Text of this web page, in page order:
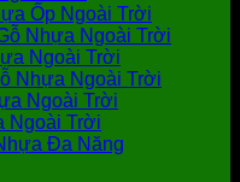
Ốp Ngoài Trời
Nhựa Ngoài Trời
Ngoài Trời
Nhựa Ngoài Trời
Ngoài Trời
Ngoài Trời
Đa Năng